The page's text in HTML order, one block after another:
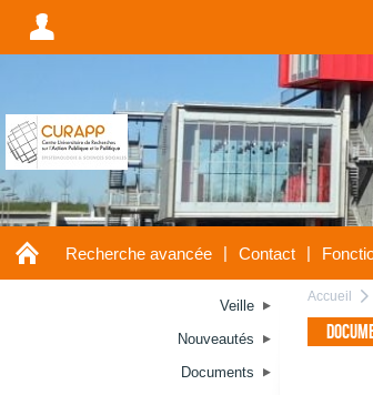
A
A Recherche avancée | Contact |
Veille
Nouveautés
Documents
Accueil a